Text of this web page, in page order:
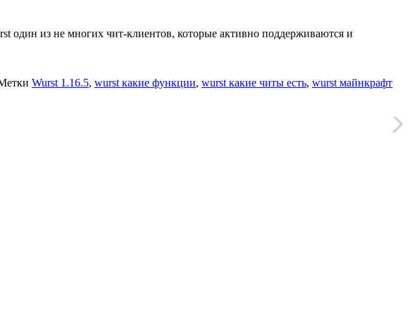
один из не многих чит-клиентов, которые активно поддерживаются и
Wurst 1.16.5, wurst какие функции, wurst какие читы есть, wurst майнкрафт